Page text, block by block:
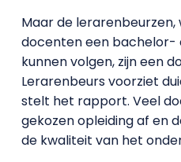
Maar de
docenten een bachelor-
kunnen volgen, zijn een
Lerarenbeurs voorziet
stelt het rapport. Veel
gekozen opleiding af en
de kwaliteit van het